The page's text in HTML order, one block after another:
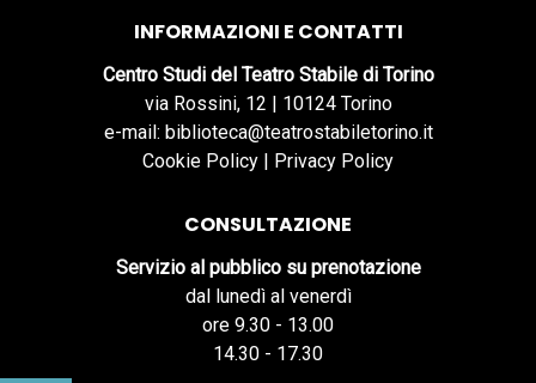
INFORMAZIONI E CONTATTI
Centro Studi del Teatro Stabile di Torino
via Rossini, 12 | 10124 Torino
e-mail: biblioteca@teatrostabiletorino.it
Cookie Policy | Privacy Policy
CONSULTAZIONE
Servizio al pubblico su prenotazione
dal lunedì al venerdì
ore 9.30 - 13.00
14.30 - 17.30